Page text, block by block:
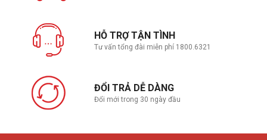
HỖ TRỢ TẬN TÌNH
Tư vấn tổng đài miễn phí 1800.6321
ĐỔI TRẢ DỄ DÀNG
Đổi mới trong 30 ngày đầu